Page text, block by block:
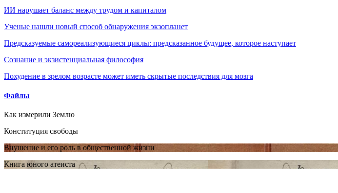
ИИ нарушает баланс между трудом и капиталом
Ученые нашли новый способ обнаружения экзопланет
Предсказуемые самореализующиеся циклы: предсказанное будущее, которое наступает
Сознание и экзистенциальная философия
Похудение в зрелом возрасте может иметь скрытые последствия для мозга
Файлы
Как измерили Землю
Конституция свободы
Внушение и его роль в общественной жизни
Книга юного атеиста